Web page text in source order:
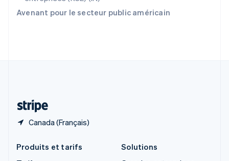
Avenant pour le secteur public américain
Canada (Français)
Slovaquie
English
Produits et tarifs
Solutions